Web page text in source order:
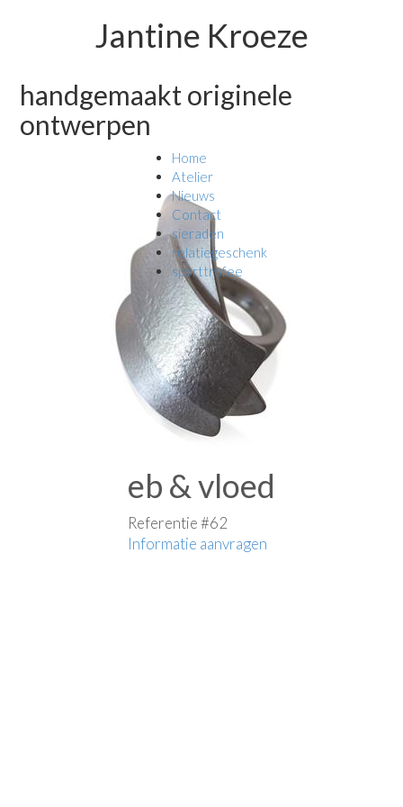
Jantine Kroeze
handgemaakt originele
ontwerpen
Home
Atelier
Nieuws
Contact
sieraden
relatiegeschenk
sporttrofee
eb & vloed
Referentie #62
Informatie aanvragen